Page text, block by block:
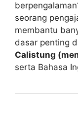
seorang
membantu
dasar penting
Calistung
serta Bahasa